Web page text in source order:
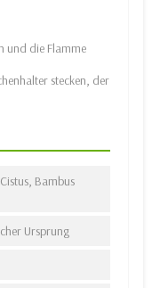
und die Flamme
stecken, der
Bambus
Ursprung